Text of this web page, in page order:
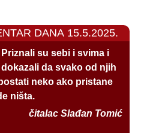
DANA 15.5.2025.
Priznali su sebi i svima i
dokazali da svako od njih
neko ako pristane
ništa.
čitalac Slađan Tomić